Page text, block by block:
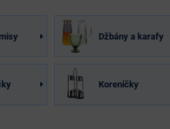
Džbány a karafy
Koreničky